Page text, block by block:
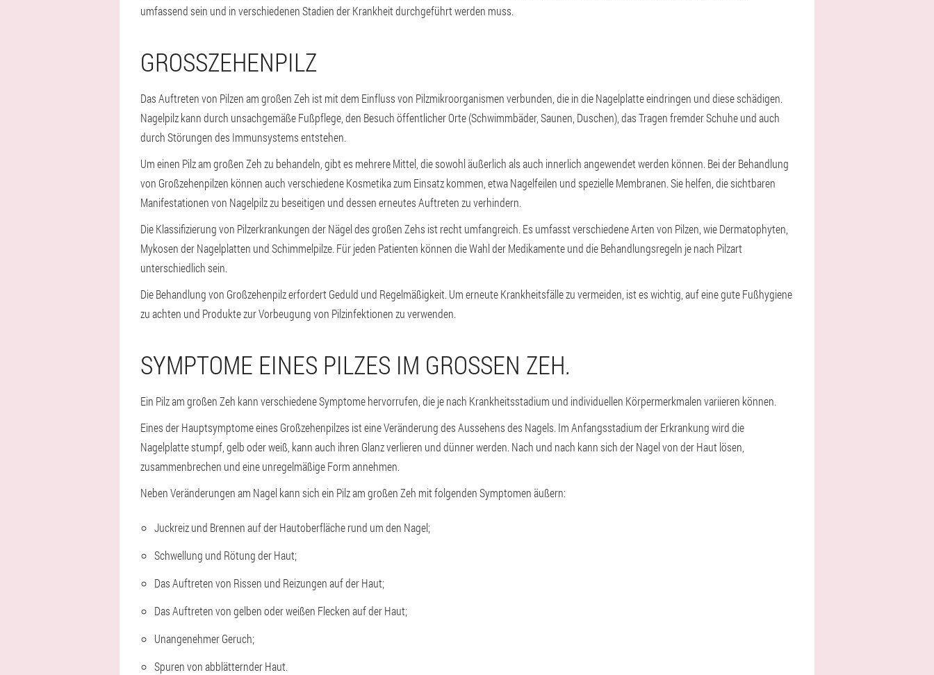
umfassend sein und in verschiedenen Stadien der Krankheit durchgeführt werden muss.
GROSSZEHENPILZ
Das Auftreten von Pilzen am großen Zeh ist mit dem Einfluss von Pilzmikroorganismen verbunden, die in die Nagelplatte eindringen und diese schädigen.
Nagelpilz kann durch unsachgemäße Fußpflege, den Besuch öffentlicher Orte (Schwimmbäder, Saunen, Duschen), das Tragen fremder Schuhe und auch
durch Störungen des Immunsystems entstehen.
Um einen Pilz am großen Zeh zu behandeln, gibt es mehrere Mittel, die sowohl äußerlich als auch innerlich angewendet werden können. Bei der Behandlung
von Großzehenpilzen können auch verschiedene Kosmetika zum Einsatz kommen, etwa Nagelfeilen und spezielle Membranen. Sie helfen, die sichtbaren
Manifestationen von Nagelpilz zu beseitigen und dessen erneutes Auftreten zu verhindern.
Die Klassifizierung von Pilzerkrankungen der Nägel des großen Zehs ist recht umfangreich. Es umfasst verschiedene Arten von Pilzen, wie Dermatophyten,
Mykosen der Nagelplatten und Schimmelpilze. Für jeden Patienten können die Wahl der Medikamente und die Behandlungsregeln je nach Pilzart
unterschiedlich sein.
Die Behandlung von Großzehenpilz erfordert Geduld und Regelmäßigkeit. Um erneute Krankheitsfälle zu vermeiden, ist es wichtig, auf eine gute Fußhygiene
zu achten und Produkte zur Vorbeugung von Pilzinfektionen zu verwenden.
SYMPTOME EINES PILZES IM GROSSEN ZEH.
Ein Pilz am großen Zeh kann verschiedene Symptome hervorrufen, die je nach Krankheitsstadium und individuellen Körpermerkmalen variieren können.
Eines der Hauptsymptome eines Großzehenpilzes ist eine Veränderung des Aussehens des Nagels. Im Anfangsstadium der Erkrankung wird die
Nagelplatte stumpf, gelb oder weiß, kann auch ihren Glanz verlieren und dünner werden. Nach und nach kann sich der Nagel von der Haut lösen,
zusammenbrechen und eine unregelmäßige Form annehmen.
Neben Veränderungen am Nagel kann sich ein Pilz am großen Zeh mit folgenden Symptomen äußern:
Juckreiz und Brennen auf der Hautoberfläche rund um den Nagel;
Schwellung und Rötung der Haut;
Das Auftreten von Rissen und Reizungen auf der Haut;
Das Auftreten von gelben oder weißen Flecken auf der Haut;
Unangenehmer Geruch;
Spuren von abblätternder Haut.